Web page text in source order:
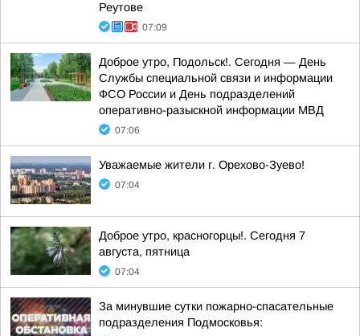
Реутове
07:09
Доброе утро, Подольск!. Сегодня — День
Службы специальной связи и информации
ФСО России и День подразделений
оперативно-разыскной информации МВД
07:06
Уважаемые жители г. Орехово-Зуево!
07:04
Доброе утро, красногорцы!. Сегодня 7
августа, пятница
07:04
За минувшие сутки пожарно-спасательные
подразделения Подмосковья: